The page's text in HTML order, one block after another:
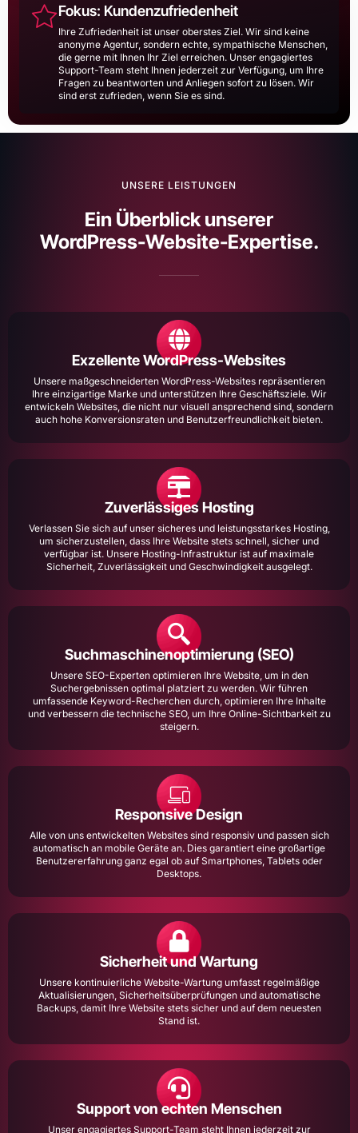
Fokus: Kundenzufriedenheit
Ihre Zufriedenheit ist unser oberstes Ziel. Wir sind keine
anonyme Agentur, sondern echte, sympathische Menschen,
die gerne mit Ihnen Ihr Ziel erreichen. Unser engagiertes
Support-Team steht Ihnen jederzeit zur Verfügung, um Ihre
Fragen zu beantworten und Anliegen sofort zu lösen. Wir
sind erst zufrieden, wenn Sie es sind.
UNSERE LEISTUNGEN
Ein Überblick unserer
WordPress-Website-Expertise.
Exzellente WordPress-Websites
Unsere maßgeschneiderten WordPress-Websites repräsentieren
Ihre einzigartige Marke und unterstützen Ihre Geschäftsziele. Wir
entwickeln Websites, die nicht nur visuell ansprechend sind, sondern
auch hohe Konversionsraten und Benutzerfreundlichkeit bieten.
Zuverlässiges Hosting
Verlassen Sie sich auf unser sicheres und leistungsstarkes Hosting,
um sicherzustellen, dass Ihre Website stets schnell, sicher und
verfügbar ist. Unsere Hosting-Infrastruktur ist auf maximale
Sicherheit, Zuverlässigkeit und Geschwindigkeit ausgelegt.
Suchmaschinen­optimierung (SEO)
Unsere SEO-Experten optimieren Ihre Website, um in den
Suchergebnissen optimal platziert zu werden. Wir führen
umfassende Keyword-Recherchen durch, optimieren Ihre Inhalte
und verbessern die technische SEO, um Ihre Online-Sichtbarkeit zu
steigern.
Responsive Design
Alle von uns entwickelten Websites sind responsiv und passen sich
automatisch an mobile Geräte an. Dies garantiert eine großartige
Benutzererfahrung ganz egal ob auf Smartphones, Tablets oder
Desktops.
Sicherheit und Wartung
Unsere kontinuierliche Website-Wartung umfasst regelmäßige
Aktualisierungen, Sicherheitsüberprüfungen und automatische
Backups, damit Ihre Website stets sicher und auf dem neuesten
Stand ist.
Support von echten Menschen
Unser engagiertes Support-Team steht Ihnen jederzeit zur